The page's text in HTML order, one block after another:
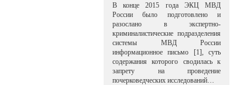
В конце 2015 года ЭКЦ МВД
России было подготовлено и
разослано в экспертно-
криминалистические подразделения
системы МВД России
информационное письмо [1], суть
содержания которого сводилась к
запрету на проведение
почерковедческих исследований…